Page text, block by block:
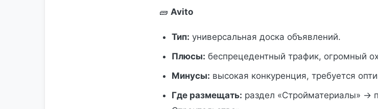
🧱 Avito
Тип: универсальная доска объявлений.
Плюсы: беспрецедентный трафик, огромный
Минусы: высокая конкуренция, требуется
Где размещать: раздел «Стройматериалы» →